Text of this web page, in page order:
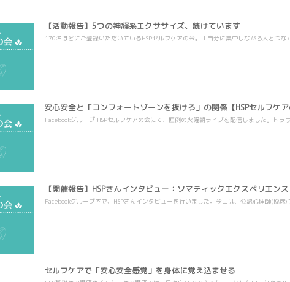
【活動報告】5つの神経系エクササイズ、続けています
170名ほどにご登録いただいているHSPセルフケアの会。「自分に集中しながら人とつな
安心安全と「コンフォートゾーンを抜けろ」の関係【HSPセルフケア
Facebookグループ HSPセルフケアの会にて、恒例の火曜朝ライブを配信しました。トラ
【開催報告】HSPさんインタビュー：ソマティックエクスペリエンス
Facebookグループ内で、HSPさんインタビューを行いました。今回は、公認心理師(臨
セルフケアで「安心安全感覚」を身体に覚え込ませる